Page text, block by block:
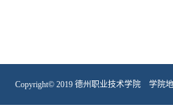
Copyright© 2019 德州职业技术学院 学院